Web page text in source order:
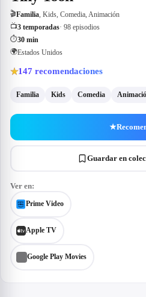
🎬Familia , Kids, Comedia, Animación
📺3 temporadas· 98 episodios
⏱30 min
🌍Estados Unidos
★147 recomendaciones
Familia Kids Comedia
★
Guardar en
Ver en:
Prime Video
Apple TV
Google Play Movies